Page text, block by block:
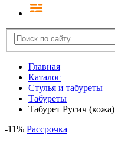
Главная
Каталог
Стулья и табуреты
Табуреты
Табурет Русич (кожа)
-11% Рассрочка